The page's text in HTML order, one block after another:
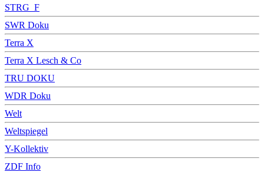
STRG_F
SWR Doku
Terra X
Terra X Lesch & Co
TRU DOKU
WDR Doku
Welt
Weltspiegel
Y-Kollektiv
ZDF Info